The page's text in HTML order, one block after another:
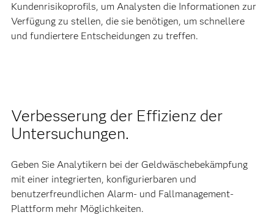
Kundenrisikoprofils, um Analysten die Informationen zur
Verfügung zu stellen, die sie benötigen, um schnellere
und fundiertere Entscheidungen zu treffen.
Verbesserung der Effizienz der
Untersuchungen.
Geben Sie Analytikern bei der Geldwäschebekämpfung
mit einer integrierten, konfigurierbaren und
benutzerfreundlichen Alarm- und Fallmanagement-
Plattform mehr Möglichkeiten.